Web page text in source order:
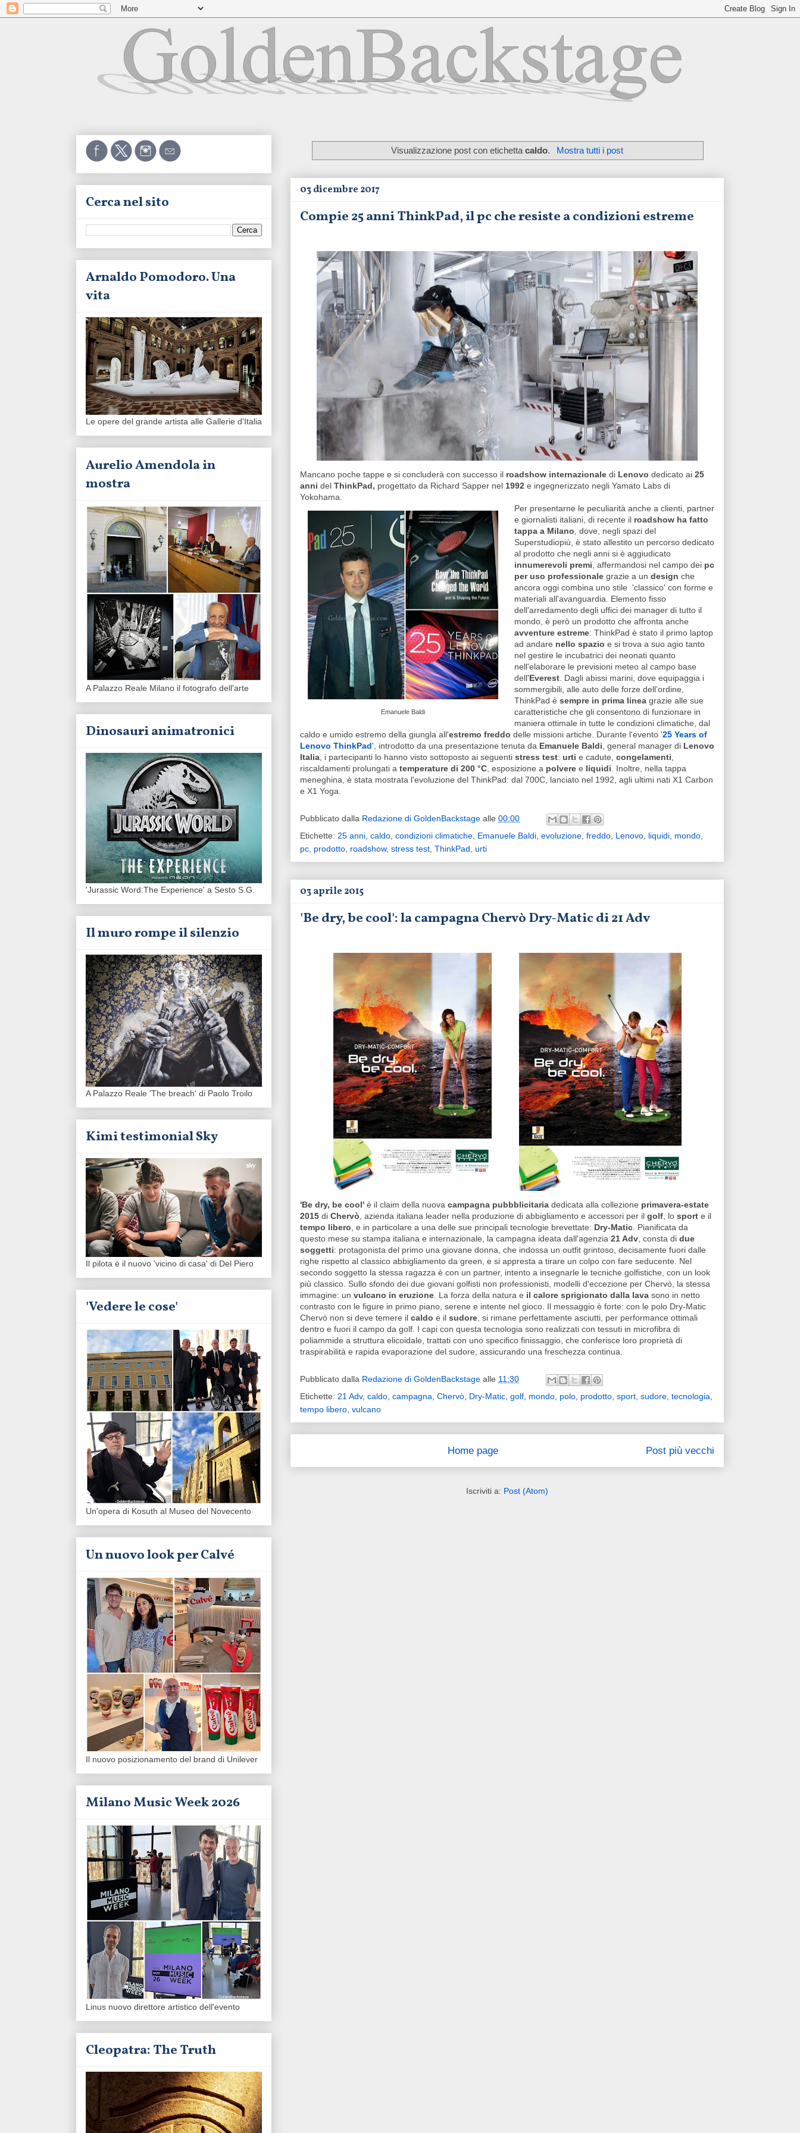
Visualizzazione post con etichettacaldo. Mostra tutti i post
03 dicembre 2017
Compie 25 anni ThinkPad, il pc che resiste a condizioni estreme
Mancano poche tappe e si concluderà con successo il roadshow internazionale di Lenovo dedicato ai 25
anni del ThinkPad, progettato da Richard Sapper nel 1992 e ingegnerizzato negli Yamato Labs di
Yokohama.
Emanuele Baldi
Per presentarne le peculiarità anche a clienti, partner
e giornalisti italiani, di recente il roadshow ha fatto
tappa a Milano, dove, negli spazi del
Superstudiopiù, è stato allestito un percorso dedicato
al prodotto che negli anni si è aggiudicato
innumerevoli premi, affermandosi nel campo dei pc
per uso professionale grazie a un design che
ancora oggi combina uno stile 'classico' con forme e
materiali all'avanguardia. Elemento fisso
dell'arredamento degli uffici dei manager di tutto il
mondo, è però un prodotto che affronta anche
avventure estreme: ThinkPad è stato il primo laptop
ad andare nello spazio e si trova a suo agio tanto
nel gestire le incubatrici dei neonati quanto
nell'elaborare le previsioni meteo al campo base
dell'Everest. Dagli abissi marini, dove equipaggia i
sommergibili, alle auto delle forze dell’ordine,
ThinkPad è sempre in prima linea grazie alle sue
caratteristiche che gli consentono di funzionare in
maniera ottimale in tutte le condizioni climatiche, dal
caldo e umido estremo della giungla all'estremo freddo delle missioni artiche. Durante l'evento '25 Years of
Lenovo ThinkPad', introdotto da una presentazione tenuta da Emanuele Baldi, general manager di Lenovo
Italia, i partecipanti lo hanno visto sottoposto ai seguenti stress test: urti e cadute, congelamenti,
riscaldamenti prolungati a temperature di 200 °C, esposizione a polvere e liquidi. Inoltre, nella tappa
meneghina, è stata mostrata l'evoluzione del ThinkPad: dal 700C, lanciato nel 1992, agli ultimi nati X1 Carbon
e X1 Yoga.
Pubblicato dalla Redazione di GoldenBackstage alle 00:00
Etichette: 25 anni, caldo, condizioni climatiche, Emanuele Baldi, evoluzione, freddo, Lenovo, liquidi, mondo,
pc, prodotto, roadshow, stress test, ThinkPad, urti
03 aprile 2015
'Be dry, be cool': la campagna Chervò Dry-Matic di 21 Adv
'Be dry, be cool' è il claim della nuova campagna pubbblicitaria dedicata alla collezione primavera-estate
2015 di Chervò, azienda italiana leader nella produzione di abbigliamento e accessori per il golf, lo sport e il
tempo libero, e in particolare a una delle sue principali tecnologie brevettate: Dry-Matic. Pianificata da
questo mese su stampa italiana e internazionale, la campagna ideata dall'agenzia 21 Adv, consta di due
soggetti: protagonista del primo una giovane donna, che indossa un outfit grintoso, decisamente fuori dalle
righe rispetto al classico abbigliamento da green, e si appresta a tirare un colpo con fare seducente. Nel
secondo soggetto la stessa ragazza è con un partner, intento a insegnarle le tecniche golfistiche, con un look
più classico. Sullo sfondo dei due giovani golfisti non professionisti, modelli d'eccezione per Chervò, la stessa
immagine: un vulcano in eruzione. La forza della natura e il calore sprigionato dalla lava sono in netto
contrasto con le figure in primo piano, serene e intente nel gioco. Il messaggio è forte: con le polo Dry-Matic
Chervò non si deve temere il caldo e il sudore, si rimane perfettamente asciutti, per performance ottimali
dentro e fuori il campo da golf. I capi con questa tecnologia sono realizzati con tessuti in microfibra di
poliammide a struttura elicoidale, trattati con uno specifico finissaggio, che conferisce loro proprietà di
traspirabilità e rapida evaporazione del sudore, assicurando una freschezza continua.
Pubblicato dalla Redazione di GoldenBackstage alle 11:30
Etichette: 21 Adv, caldo, campagna, Chervò, Dry-Matic, golf, mondo, polo, prodotto, sport, sudore, tecnologia,
tempo libero, vulcano
Post più vecchi
Home page
Iscriviti a: Post (Atom)
Cerca nel sito
Arnaldo Pomodoro. Una
vita
Le opere del grande artista alle Gallerie d'Italia
Aurelio Amendola in
mostra
A Palazzo Reale Milano il fotografo dell'arte
Dinosauri animatronici
'Jurassic Word:The Experience' a Sesto S.G.
Il muro rompe il silenzio
A Palazzo Reale 'The breach' di Paolo Troilo
Kimi testimonial Sky
Il pilota è il nuovo 'vicino di casa' di Del Piero
'Vedere le cose'
Un'opera di Kosuth al Museo del Novecento
Un nuovo look per Calvé
Il nuovo posizionamento del brand di Unilever
Milano Music Week 2026
Linus nuovo direttore artistico dell'evento
Cleopatra: The Truth